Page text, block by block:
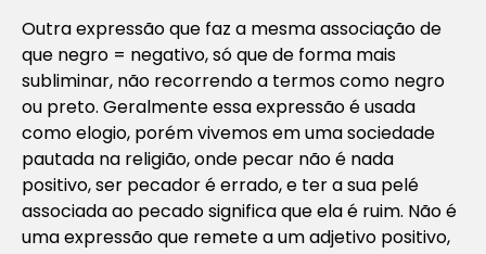
Outra expressão que faz a mesma associação de
que negro = negativo, só que de forma mais
subliminar, não recorrendo a termos como negro
ou preto. Geralmente essa expressão é usada
como elogio, porém vivemos em uma sociedade
pautada na religião, onde pecar não é nada
positivo, ser pecador é errado, e ter a sua pelé
associada ao pecado significa que ela é ruim. Não é
uma expressão que remete a um adjetivo positivo,